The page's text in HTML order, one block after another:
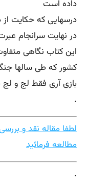
داده است
درسهایی که حکایت
در نهایت سرانجام
این کتاب نگاهی
کشور که طی سالها
بازی آری فقط لج و لج
.
لطفا مقاله نقد و
مطالعه فرمائید
.